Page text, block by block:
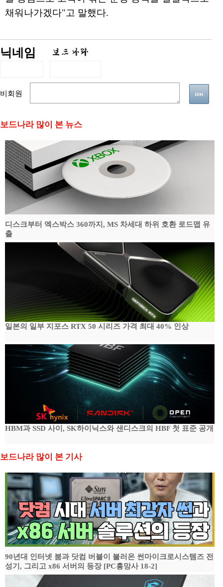
채워나가겠다"고 말했다.
닉네임
비회원
보드나라 많이 본 뉴스
디스크부터 엑스박스 360까지, MS 차세대 하위 호환 로드맵 유
출
일본의 일부 지포스 RTX 50 시리즈 가격 최대 40% 인상
HBM과 SSD 사이, SK하이닉스와 샌디스크의 HBF 첫 표준 공개
보드나라 많이 본 기사
90년대 인터넷 붐과 닷컴 버블이 불러온 썬마이크로시스템즈 전
성기, 그리고 x86 서버의 등장 [PC흥망사 18-2]